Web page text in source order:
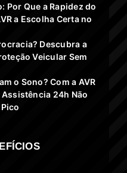
Por Que a Rapidez do
a Escolha Certa no
Descubra a
Veicular Sem
o Sono? Com a AVR
24h Não